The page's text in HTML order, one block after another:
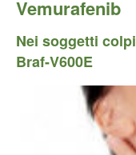
Vemurafenib
Nei soggetti
Braf-V600E